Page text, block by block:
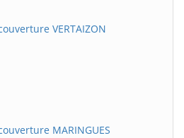
VERTAIZON
MARINGUES